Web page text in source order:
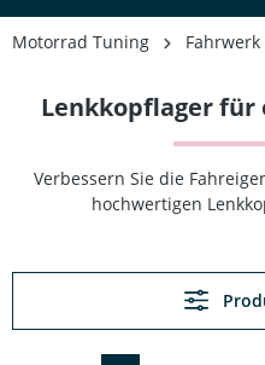
Motorrad Tuning Fahrwerk
Lenkkopflager
Verbessern Sie die
hochwertigen